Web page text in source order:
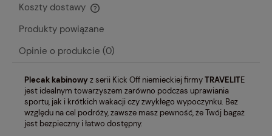
Koszty dostawy
Cena nie zawiera ewentualnych kosztów płatności
Produkty powiązane
Opinie o produkcie (0)
Plecak kabinowyz serii Kick Off niemieckiej firmyTRAVELITE
jest idealnym towarzyszem zarówno podczas uprawiania
sportu, jak i krótkich wakacji czy zwykłego wypoczynku. Bez
względu na cel podróży, zawsze masz pewność, że Twój bagaż
jest bezpieczny i łatwo dostępny.